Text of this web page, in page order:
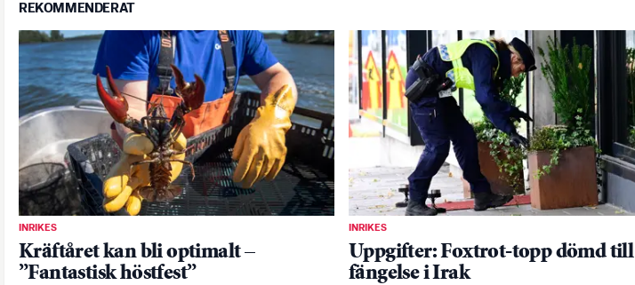
REKOMMENDERAT
INRIKES
Kräftåret kan bli optimalt –
”Fantastisk höstfest”
INRIKES
Uppgifter: Foxtrot-topp dömd till
fängelse i Irak